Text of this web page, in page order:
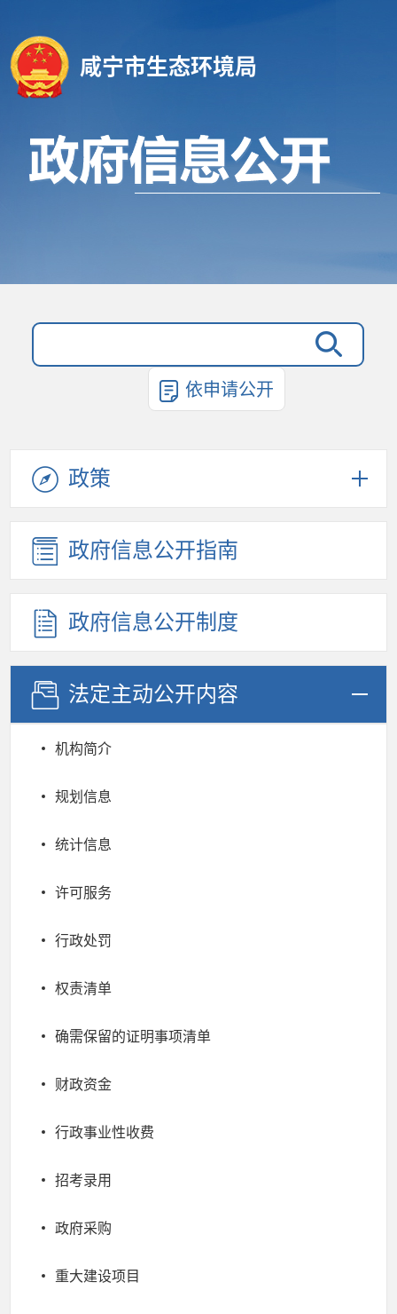
咸宁市生态环境局
依申请公开
政策
政府信息公开指南
政府信息公开制度
法定主动公开内容
机构简介
规划信息
统计信息
许可服务
行政处罚
权责清单
确需保留的证明事项清单
财政资金
行政事业性收费
招考录用
政府采购
重大建设项目